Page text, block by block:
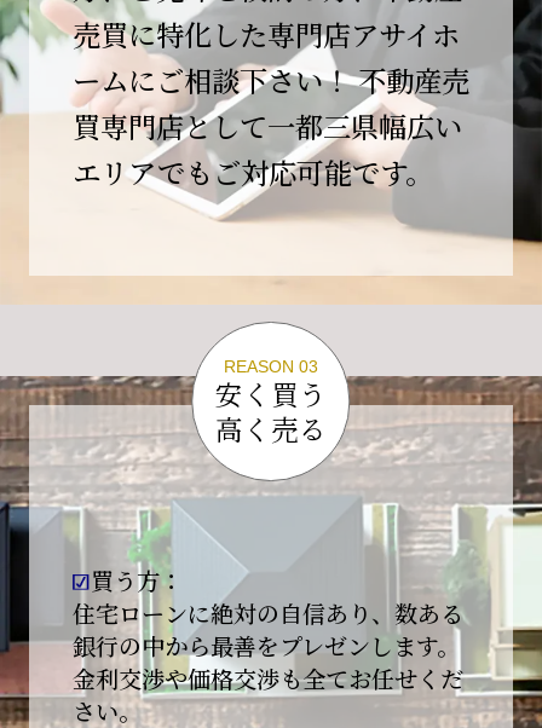
この節目を無事に迎えることができましたの
は、日頃よりご愛顧いただいているお客様、お
力添えをいただいている取引先の皆様、そして
支えてくださったすべての関係者の皆様のおか
げであり、心より深く感謝申し上げます。
10年という年月の中で、多くのご縁と学びをい
ただき、今日の当社があります。
しかしながら、10周年は通過点にすぎません。
る企業へと成長してまいります。
変化の激しい時代だからこそ、初心を忘れず、
挑戦を続け、社会に必要とされる存在であり続
けることをお約束いたします。
今後とも変わらぬご支援、ご指導を賜りますよ
う、何卒よろしくお願い申し上げます。
2026-01-09
【新年あけましておめでとうございます】
本日より始業いたしました。
昨年は多くのご縁とご支援をいただき、心より
売買に特化した専門店アサイホ
ームにご相談下さい！ 不動産売
買専門店として一都三県幅広い
エリアでもご対応可能です。
REASON 03
安く買う
高く売る
買う方：
住宅ローンに絶対の自信あり、数ある
銀行の中から最善をプレゼンします。
金利交渉や価格交渉も全てお任せくだ
さい。